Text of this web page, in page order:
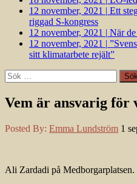
12 november, 2021 | Ett
riggad S-kongress
12 november, 2021 | När
12 november, 2021 |
sitt klimatarbete rejält”
Sök
efter:
Vem är ansvarig för
Posted By: Emma Lundström 1
Ali Zardadi på